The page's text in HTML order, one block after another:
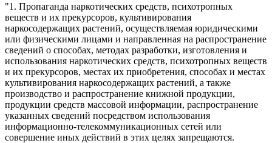
"1. Пропаганда наркотических средств, психотропных
веществ и их прекурсоров, культивирования
наркосодержащих растений, осуществляемая юридическими
или физическими лицами и направленная на распространение
сведений о способах, методах разработки, изготовления и
использования наркотических средств, психотропных веществ
и их прекурсоров, местах их приобретения, способах и местах
культивирования наркосодержащих растений, а также
производство и распространение книжной продукции,
продукции средств массовой информации, распространение
указанных сведений посредством использования
информационно-телекоммуникационных сетей или
совершение иных действий в этих целях запрещаются.